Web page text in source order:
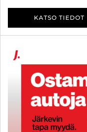
KATSO TIEDOT